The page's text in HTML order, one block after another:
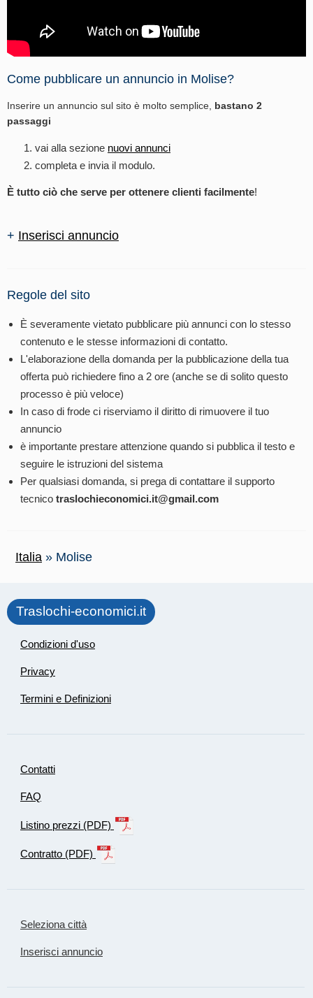
Come pubblicare un annuncio in Molise?
Inserire un annuncio sul sito è molto semplice, bastano 2
passaggi
vai alla sezione nuovi annunci
completa e invia il modulo.
È tutto ciò che serve per ottenere clienti facilmente!
+ Inserisci annuncio
Regole del sito
È severamente vietato pubblicare più annunci con lo stesso
contenuto e le stesse informazioni di contatto.
L'elaborazione della domanda per la pubblicazione della tua
offerta può richiedere fino a 2 ore (anche se di solito questo
processo è più veloce)
In caso di frode ci riserviamo il diritto di rimuovere il tuo
annuncio
è importante prestare attenzione quando si pubblica il testo e
seguire le istruzioni del sistema
Per qualsiasi domanda, si prega di contattare il supporto
tecnico traslochieconomici.it@gmail.com
Italia » Molise
Traslochi-economici.it
Condizioni d'uso
Privacy
Termini e Definizioni
Contatti
FAQ
Listino prezzi (PDF)
Contratto (PDF)
Seleziona città
Inserisci annuncio